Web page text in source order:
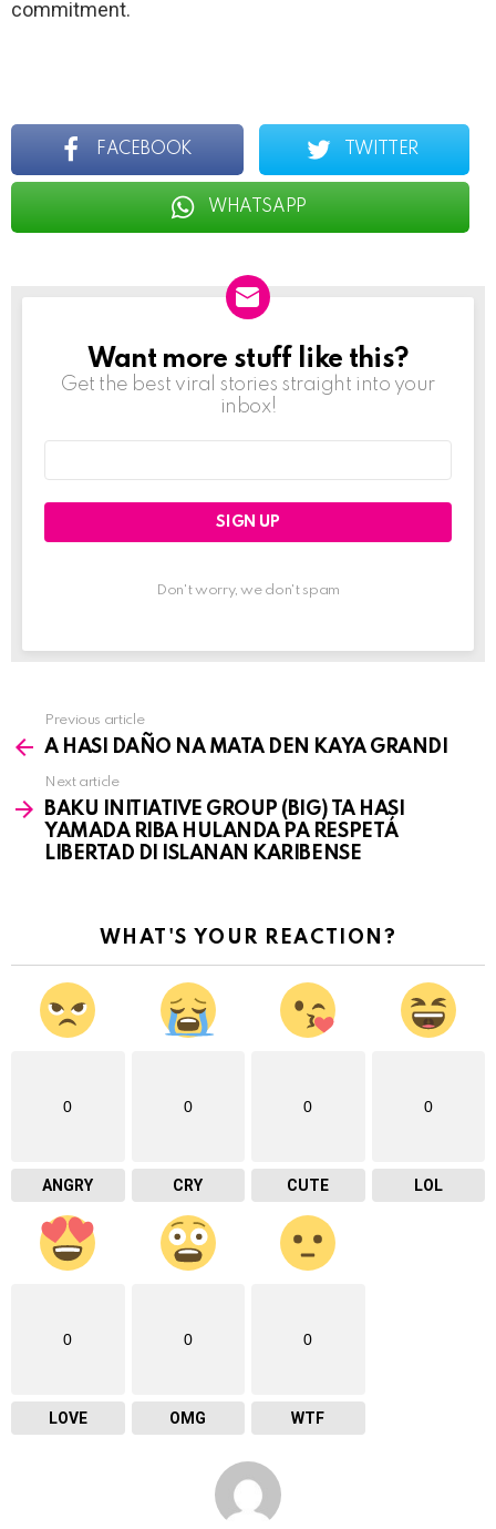
commitment.
FACEBOOK TWITTER
WHATSAPP
NEWSLETTER
Want more stuff like this?
Get the best viral stories straight into your
inbox!
Don't worry, we don't spam
more
Previous article
A HASI DAÑO NA MATA DEN KAYA GRANDI
Next article
BAKU INITIATIVE GROUP (BIG) TA HASI
YAMADA RIBA HULANDA PA RESPETÁ
LIBERTAD DI ISLANAN KARIBENSE
WHAT'S YOUR REACTION?
0
ANGRY
0
CRY
0
CUTE
0
LOL
0
LOVE
0
OMG
0
WTF